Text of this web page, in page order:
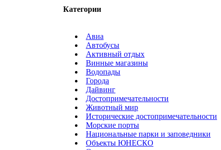
Категории
Авиа
Автобусы
Активный отдых
Винные магазины
Водопады
Города
Дайвинг
Достопримечательности
Животный мир
Исторические достопримечательности
Морские порты
Национальные парки и заповедники
Объекты ЮНЕСКО